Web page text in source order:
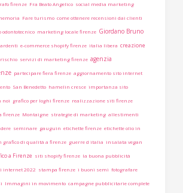
firenze Fra Beato Angelico social media marketing
Fare turismo come ottenere recensioni dai clienti
odontotecnico marketing locale firenze Giordano Bruno
e-commerce shopify firenze italia libera creazione
servizi di marketing firenze agenzia
partecipare fiera firenze aggiornamento sito internet
San Benedetto hamelin cresce importanza sito
noi grafico per loghi firenze realizzazione siti firenze
firenze Montaigne strategie di marketing allestimenti
seminare gauguin etichette firenze etichette olio in
grafico di qualità a firenze guerre d italia insalata vegan
a Firenze siti shopify firenze la buona pubblicità
internet 2022 stampa firenze i buoni semi fotografare
Immagini in movimento campagne pubblicitarie complete